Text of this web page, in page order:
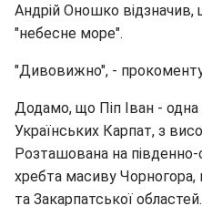
Андрій Оношко відзначив,
"небесне море".
"Дивовижно", -
Додамо, що Піп Іван -
Українських Карпат, з
Розташована на південно-
хребта масиву Чорногора,
та Закарпатської областей.